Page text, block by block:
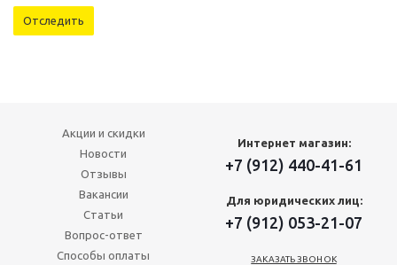
Акции и скидки
Новости
Отзывы
Вакансии
Статьи
Вопрос-ответ
Способы оплаты
Интернет магазин:
+7 (912) 440-41-61
Для юридических лиц:
+7 (912) 053-21-07
ЗАКАЗАТЬ ЗВОНОК